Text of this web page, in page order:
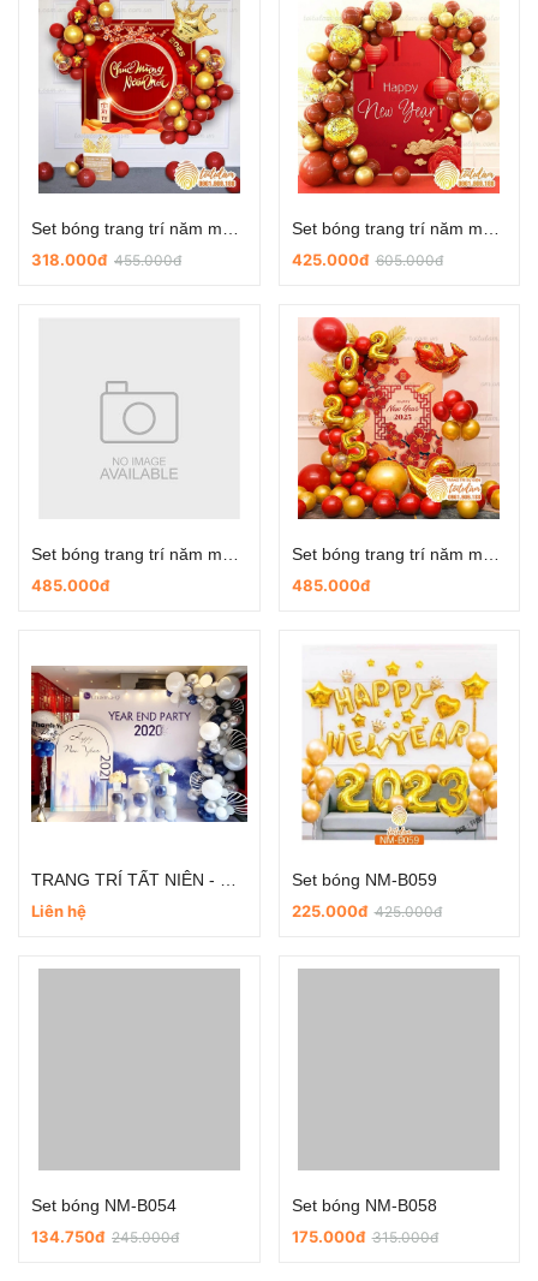
318.000đ 455.000đ
425.000đ605.000đ
485.000đ
485.000đ
Liên hệ
Set bóng NM-B059
225.000đ425.000đ
Set bóng NM-B054
134.750đ 245.000đ
Set bóng NM-B058
175.000đ315.000đ